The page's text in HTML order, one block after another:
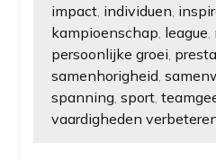
impact, individuen
kampioenschap league
persoonlijke groei
samenhorigheid
spanning, sport,
vaardigheden